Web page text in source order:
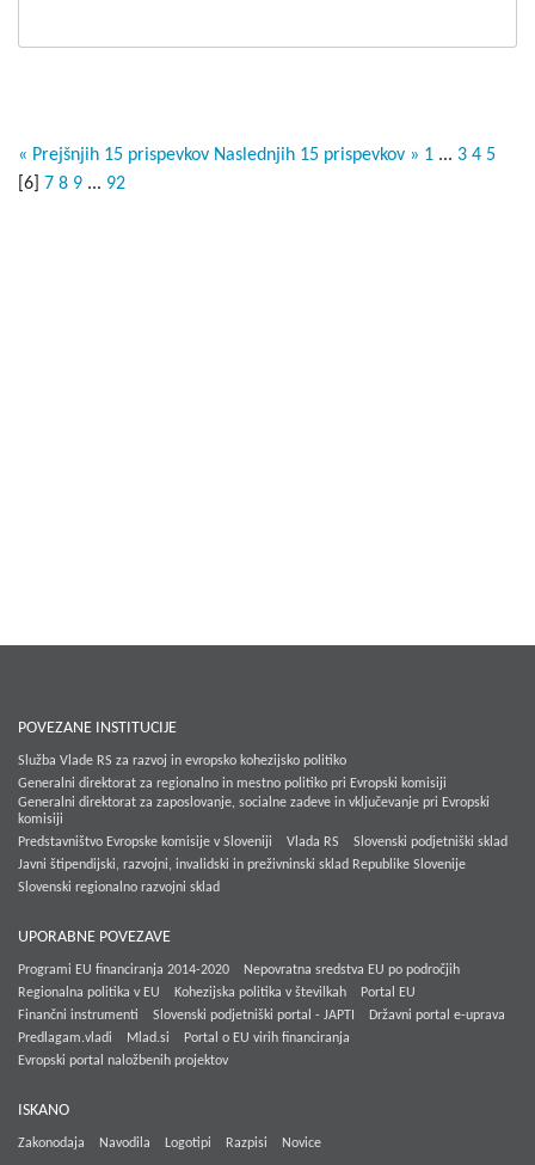
« Prejšnjih 15 prispevkov Naslednjih 15 prispevkov » 1 ... 3 4 5
6 7 8 9 ... 92
POVEZANE INSTITUCIJE
Služba Vlade RS za razvoj in evropsko kohezijsko politiko
Generalni direktorat za regionalno in mestno politiko pri Evropski komisiji
Generalni direktorat za zaposlovanje, socialne zadeve in vključevanje pri Evropski
komisiji
Predstavništvo Evropske komisije v Sloveniji
Vlada RS
Slovenski podjetniški sklad
Javni štipendijski, razvojni, invalidski in preživninski sklad Republike Slovenije
Slovenski regionalno razvojni sklad
UPORABNE POVEZAVE
Programi EU financiranja 2014-2020
Nepovratna sredstva EU po področjih
Regionalna politika v EU
Kohezijska politika v številkah
Portal EU
Finančni instrumenti
Slovenski podjetniški portal - JAPTI
Državni portal e-uprava
Predlagam.vladi
Mlad.si
Portal o EU virih financiranja
Evropski portal naložbenih projektov
ISKANO
Zakonodaja Navodila Logotipi Razpisi Novice